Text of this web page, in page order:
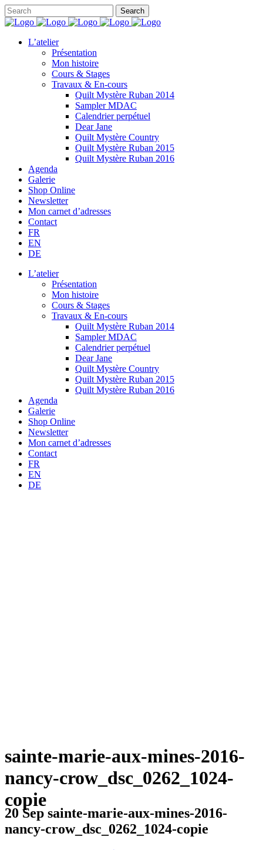
L’atelier
Présentation
Mon histoire
Cours & Stages
Travaux & En-cours
Quilt Mystère Ruban 2014
Sampler MDAC
Calendrier perpétuel
Dear Jane
Quilt Mystère Country
Quilt Mystère Ruban 2015
Quilt Mystère Ruban 2016
Agenda
Galerie
Shop Online
Newsletter
Mon carnet d’adresses
Contact
FR
EN
DE
L’atelier
Présentation
Mon histoire
Cours & Stages
Travaux & En-cours
Quilt Mystère Ruban 2014
Sampler MDAC
Calendrier perpétuel
Dear Jane
Quilt Mystère Country
Quilt Mystère Ruban 2015
Quilt Mystère Ruban 2016
Agenda
Galerie
Shop Online
Newsletter
Mon carnet d’adresses
Contact
FR
EN
DE
sainte-marie-aux-mines-2016-
nancy-crow_dsc_0262_1024-
copie
20 Sep sainte-marie-aux-mines-2016-
nancy-crow_dsc_0262_1024-copie